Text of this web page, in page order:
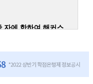
자에 한하여 해커스
육그룹의 새로운 서
, 해커스톡, 해커스중국
개사, 해커스주택관리